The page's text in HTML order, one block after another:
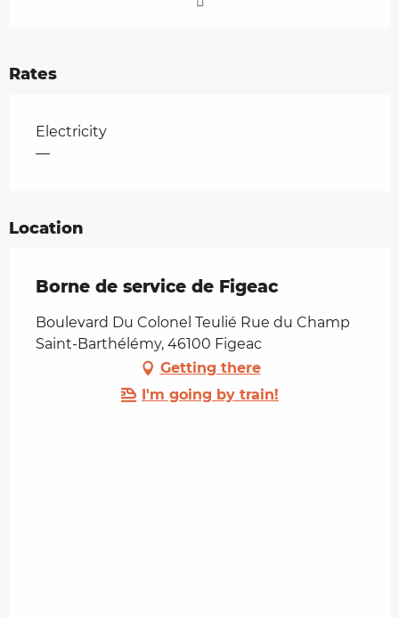
Rates
Rates 2026
Electricity
—
Location
Borne de service de Figeac
Boulevard Du Colonel Teulié Rue du Champ
Saint-Barthélémy, 46100 Figeac
Getting there
I'm going by train!